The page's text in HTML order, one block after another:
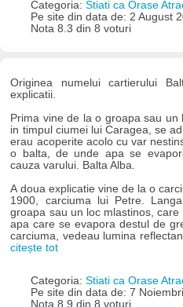
Categoria: Stiati ca Orase
Pe site din data de: 2 August
Nota 8.3 din 8 voturi
Originea numelui cartierului
explicatii.
Prima vine de la o groapa sau
in timpul ciumei lui Caragea, se
erau acoperite acolo cu var
o balta, de unde apa se
cauza varului. Balta Alba.
A doua explicatie vine de la o
1900, carciuma lui Petre.
groapa sau un loc mlastinos,
apa care se evapora destul de
carciuma, vedeau lumina
citește tot
Categoria: Stiati ca Orase
Pe site din data de: 7
Nota 8.9 din 8 voturi